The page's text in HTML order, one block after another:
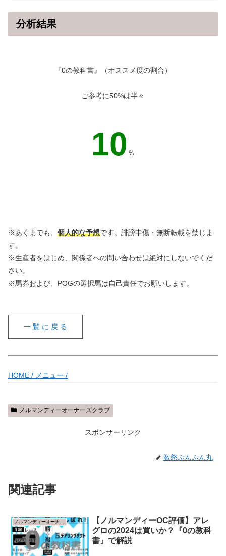
分析結果
『0の教科書』（オススメ度の割合）
ご参考に50%は半々
10 ％
※あくまでも、 個人的な予想です。誹謗中傷・無断転載を禁じま
す。
※生産者をはじめ、関係者への問い合わせは絶対にしないでくだ
さい。
※馬券および、POGの選択馬は自己責任でお願いします。
一 覧 に 戻 る
HOME / メニュー /
ノルマンディーオーナーズクラブ
スポンサーリンク
激怒ぷんぷん丸
関連記事
ノルマンディーオーナーズクラブ
【ノルマンディーOC評価】アレ
グロの2024は買いか？『0の教科
書』で解説